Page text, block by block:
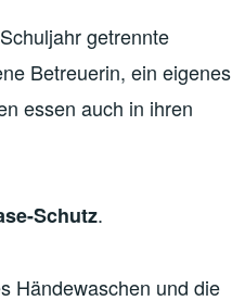
getrennte
Betreuerin, ein eigenes
essen auch in ihren
Schutz.
Händewaschen und die